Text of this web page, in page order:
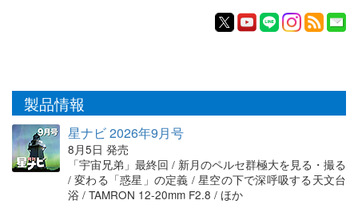
製品情報
星ナビ 2026年9月号
8月5日 発売
「宇宙兄弟」最終回 / 新月のペルセ群極大を見る・撮る
/ 変わる「惑星」の定義 / 星空の下で深呼吸する天文台
浴 / TAMRON 12-20mm F2.8 / ほか